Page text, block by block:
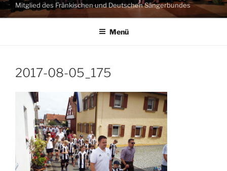
Mitglied des Fränkischen und Deutschen Sängerbundes
Menü
2017-08-05_175